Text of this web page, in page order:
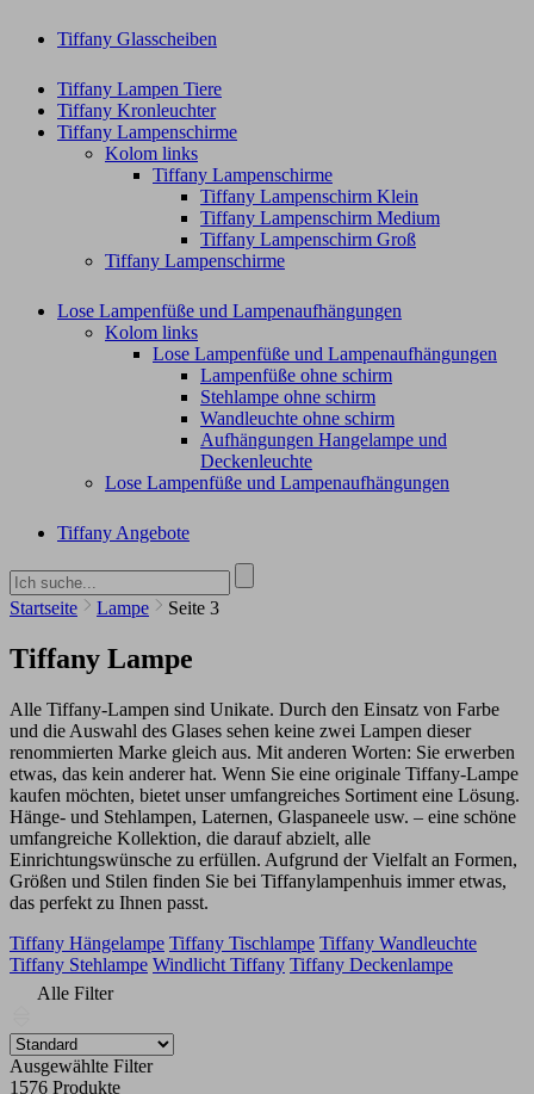
Tiffany Glasscheiben
Tiffany Lampen Tiere
Tiffany Kronleuchter
Tiffany Lampenschirme
Kolom links
Tiffany Lampenschirme
Tiffany Lampenschirm Klein​
Tiffany Lampenschirm Medium
Tiffany Lampenschirm Groß​
Tiffany Lampenschirme
Lose Lampenfüße und Lampenaufhängungen
Kolom links
Lose Lampenfüße und Lampenaufhängungen
Lampenfüße ohne schirm
Stehlampe ohne schirm
Wandleuchte ohne schirm
Aufhängungen Hangelampe und
Deckenleuchte
Lose Lampenfüße und Lampenaufhängungen
Tiffany Angebote
Startseite Lampe Seite 3
Tiffany Lampe
Alle Tiffany-Lampen sind Unikate. Durch den Einsatz von Farbe
und die Auswahl des Glases sehen keine zwei Lampen dieser
renommierten Marke gleich aus. Mit anderen Worten: Sie erwerben
etwas, das kein anderer hat. Wenn Sie eine originale Tiffany-Lampe
kaufen möchten, bietet unser umfangreiches Sortiment eine Lösung.
Hänge- und Stehlampen, Laternen, Glaspaneele usw. – eine schöne
umfangreiche Kollektion, die darauf abzielt, alle
Einrichtungswünsche zu erfüllen. Aufgrund der Vielfalt an Formen,
Größen und Stilen finden Sie bei Tiffanylampenhuis immer etwas,
das perfekt zu Ihnen passt.
Tiffany Hängelampe Tiffany Tischlampe Tiffany Wandleuchte
Tiffany Stehlampe Windlicht Tiffany Tiffany Deckenlampe
Alle Filter
Ausgewählte Filter
1576 Produkte